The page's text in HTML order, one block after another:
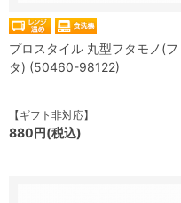
プロスタイル 丸型フタモノ(フ
タ) (50460-98122)
【ギフト非対応】
880円(税込)